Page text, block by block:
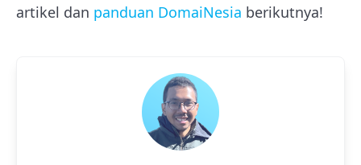
artikel dan panduan DomaiNesia berikutnya!